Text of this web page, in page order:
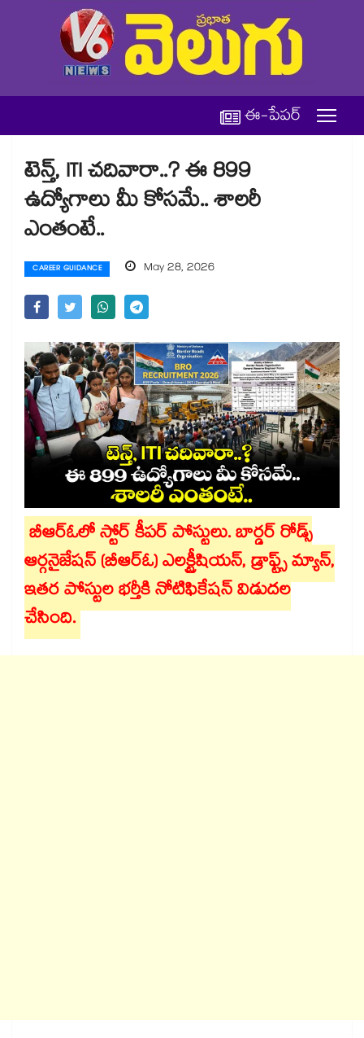
ఈ-పేపర్
టెన్త్, ITI చదివారా..? ఈ 899
ఉద్యోగాలు మీ కోసమే.. శాలరీ
ఎంతంటే..
CAREER GUIDANCE May 28, 2026
బీఆర్ఓలో స్టోర్ కీపర్ పోస్టులు. బార్డర్ రోడ్స్
ఆర్గనైజేషన్ (బీఆర్ఓ) ఎలక్ట్రీషియన్, డ్రాఫ్ట్స్​ మ్యాన్,
ఇతర పోస్టుల భర్తీకి నోటిఫికేషన్ విడుదల
చేసింది.